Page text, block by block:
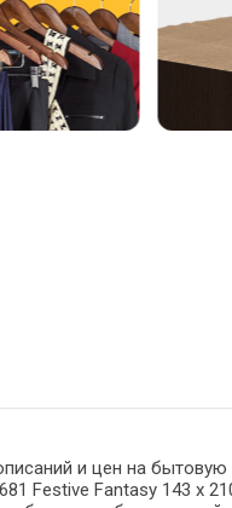
и цен на
Festive Fantasy 143 x